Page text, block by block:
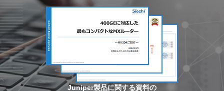
Juniper製品に関する資料の